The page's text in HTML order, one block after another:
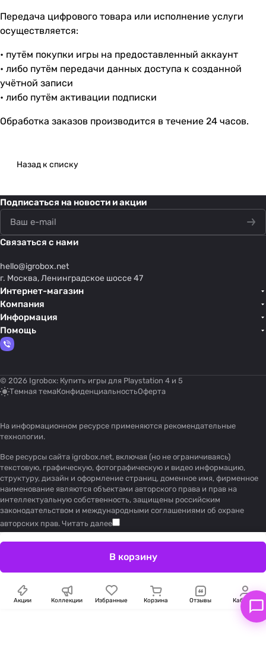
Передача цифрового товара или исполнение услуги
осуществляется:
• путём покупки игры на предоставленный аккаунт
• либо путём передачи данных доступа к созданной
учётной записи
• либо путём активации подписки
Обработка заказов производится в течение 24 часов.
Назад к списку
Подписаться на новости и акции
Связаться с нами
hello@igrobox.net
г. Москва, Ленинградское шоссе 47
Интернет-магазин
Компания
Информация
Помощь
© 2026 Igrobox: Купить игры для Playstation 4 и 5
Темная темаКонфиденциальностьОферта
На информационном ресурсе применяются рекомендательные
технологии.
Все ресурсы сайта igrobox.net, включая (но не ограничиваясь)
текстовую, графическую, фотографическую и видео информацию,
структуру, дизайн и оформление страниц, доменное имя, фирменное
наименование являются объектами авторского права и прав на
интеллектуальную собственность, защищены российским
законодательством и международными соглашениями об охране
авторских прав. Читать далее
В корзину
Акции Коллекции Избранные Корзина Отзывы Кабинет